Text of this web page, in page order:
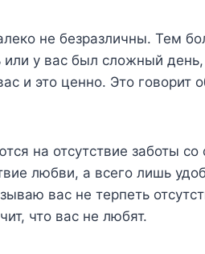
не безразличны. Тем
у вас был сложный день,
и это ценно. Это говорит
на отсутствие заботы со
любви, а всего лишь
вас не терпеть
что вас не любят.